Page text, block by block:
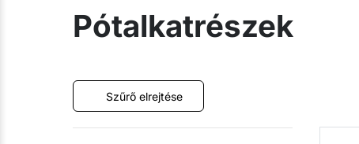
Pótalkatrészek
Szűrő elrejtése